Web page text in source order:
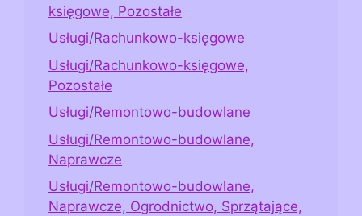
księgowe, Pozostałe
Usługi/Rachunkowo-księgowe
Usługi/Rachunkowo-księgowe,
Pozostałe
Usługi/Remontowo-budowlane
Usługi/Remontowo-budowlane,
Naprawcze
Usługi/Remontowo-budowlane,
Naprawcze, Ogrodnictwo, Sprzątające,